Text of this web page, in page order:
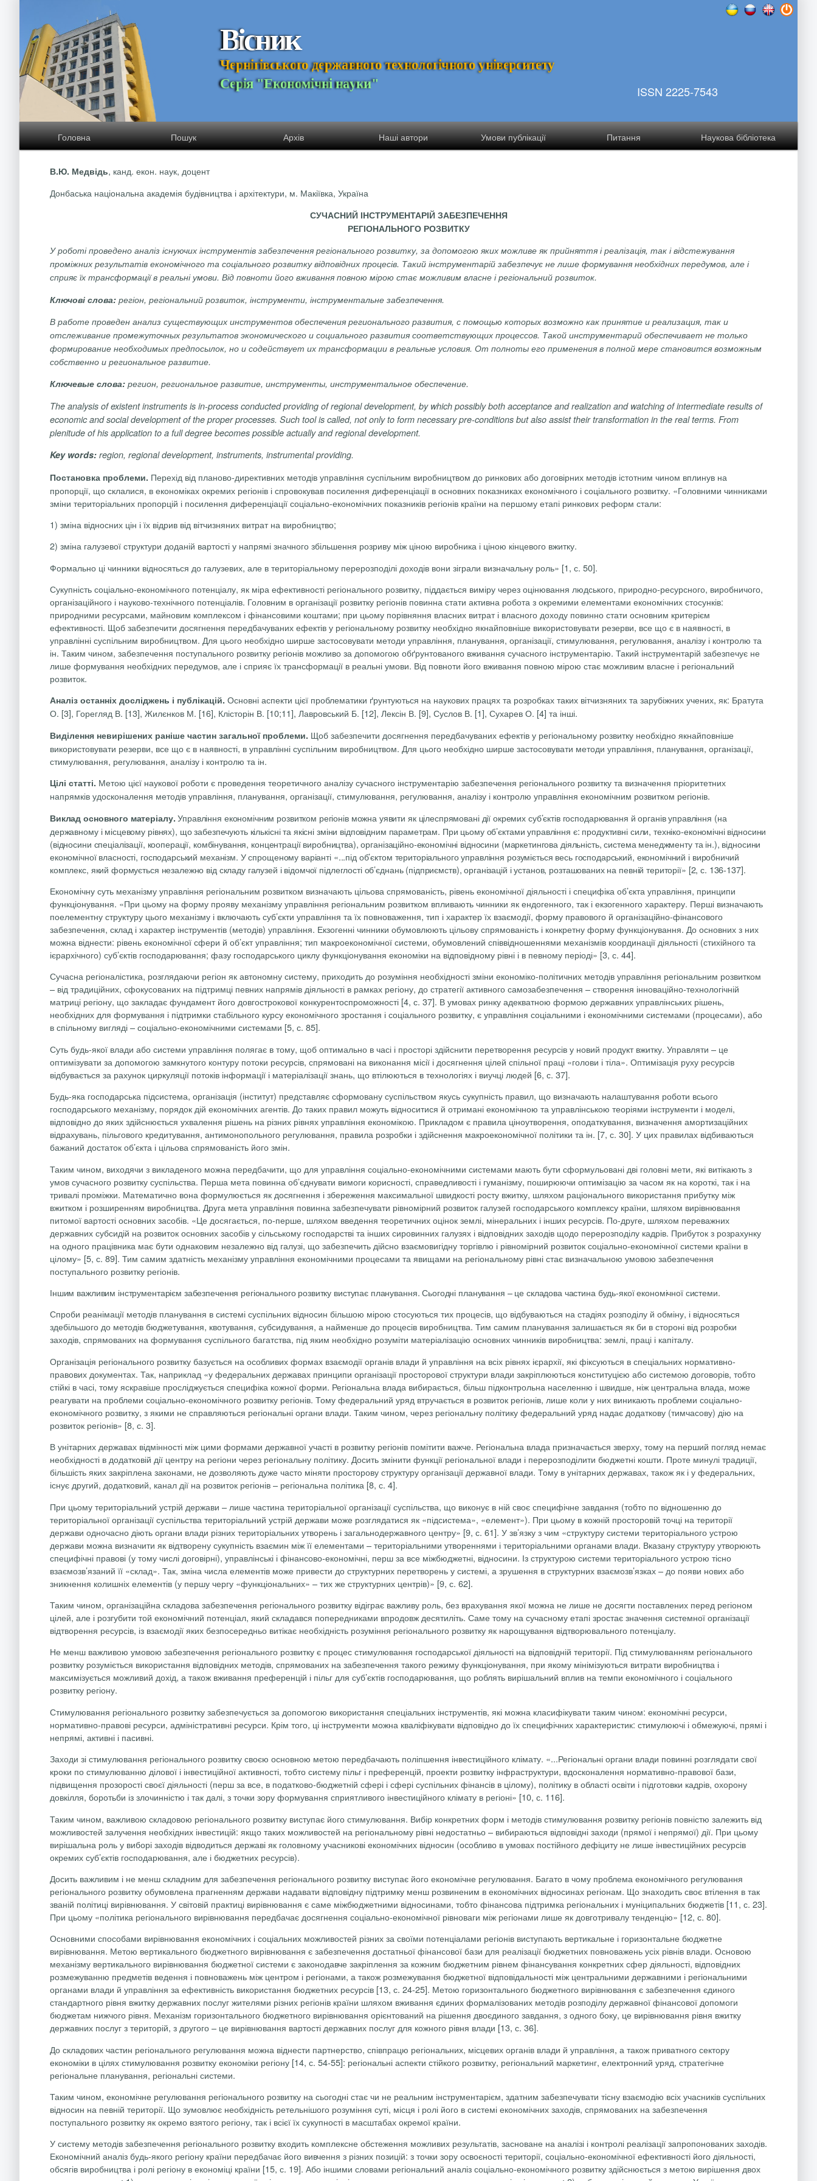
Вісник
Чернігівського державного технологічного університету
Серія "Економічні науки" ISSN 2225-7543
Головна Пошук Архів Наші автори Умови публікації Питання Наукова бібліотека
В.Ю. Медвідь, канд. екон. наук, доцент
Донбаська національна академія будівництва і архітектури, м. Макіївка, Україна
СУЧАСНИЙ ІНСТРУМЕНТАРІЙ ЗАБЕЗПЕЧЕННЯ
РЕГІОНАЛЬНОГО РОЗВИТКУ
У роботі проведено аналіз існуючих інструментів забезпечення регіонального розвитку, за допомогою яких можливе як прийняття і реалізація, так і відстежування
проміжних результатів економічного та соціального розвитку відповідних процесів. Такий інструментарій забезпечує не лише формування необхідних передумов, але і
сприяє їх трансформації в реальні умови. Від повноти його вживання повною мірою стає можливим власне і регіональний розвиток.
Ключові слова: регіон, регіональний розвиток, інструменти, інструментальне забезпечення.
В работе проведен анализ существующих инструментов обеспечения регионального развития, с помощью которых возможно как принятие и реализация, так и
отслеживание промежуточных результатов экономического и социального развития соответствующих процессов. Такой инструментарий обеспечивает не только
формирование необходимых предпосылок, но и содействует их трансформации в реальные условия. От полноты его применения в полной мере становится возможным
собственно и региональное развитие.
Ключевые слова: регион, региональное развитие, инструменты, инструментальное обеспечение.
The analysis of existent instruments is in-process conducted providing of regional development, by which possibly both acceptance and realization and watching of intermediate results of
economic and social development of the proper processes. Such tool is called, not only to form necessary pre-conditions but also assist their transformation in the real terms. From
plenitude of his application to a full degree becomes possible actually and regional development.
Key words: region, regional development, instruments, instrumental providing.
Постановка проблеми. Перехід від планово-директивних методів управління суспільним виробництвом до ринкових або договірних методів істотним чином вплинув на
пропорції, що склалися, в економіках окремих регіонів і спровокував посилення диференціації в основних показниках економічного і соціального розвитку. «Головними чинниками
зміни територіальних пропорцій і посилення диференціації соціально-економічних показників регіонів країни на першому етапі ринкових реформ стали:
1) зміна відносних цін і їх відрив від вітчизняних витрат на виробництво;
2) зміна галузевої структури доданій вартості у напрямі значного збільшення розриву між ціною виробника і ціною кінцевого вжитку.
Формально ці чинники відносяться до галузевих, але в територіальному перерозподілі доходів вони зіграли визначальну роль» [1, с. 50].
Сукупність соціально-економічного потенціалу, як міра ефективності регіонального розвитку, піддається виміру через оцінювання людського, природно-ресурсного, виробничого,
організаційного і науково-технічного потенціалів. Головним в організації розвитку регіонів повинна стати активна робота з окремими елементами економічних стосунків:
природними ресурсами, майновим комплексом і фінансовими коштами; при цьому порівняння власних витрат і власного доходу повинно стати основним критерієм
ефективності. Щоб забезпечити досягнення передбачуваних ефектів у регіональному розвитку необхідно якнайповніше використовувати резерви, все що є в наявності, в
управлінні суспільним виробництвом. Для цього необхідно ширше застосовувати методи управління, планування, організації, стимулювання, регулювання, аналізу і контролю та
ін. Таким чином, забезпечення поступального розвитку регіонів можливо за допомогою обґрунтованого вживання сучасного інструментарію. Такий інструментарій забезпечує не
лише формування необхідних передумов, але і сприяє їх трансформації в реальні умови. Від повноти його вживання повною мірою стає можливим власне і регіональний
розвиток.
Аналіз останніх досліджень і публікацій. Основніаспекти цієї проблематики ґрунтуються на наукових працях та розробках таких вітчизняних та зарубіжних учених, як: Братута
О. [3], Горегляд В. [13], Жилєнков М. [16], Клісторін В. [10;11], Лавровський Б. [12], Лексін В. [9], Суслов В. [1], Сухарев О. [4] та інші.
Виділення невирішених раніше частин загальної проблеми. Щоб забезпечити досягнення передбачуваних ефектів у регіональному розвитку необхідно якнайповніше
використовувати резерви, все що є в наявності, в управлінні суспільним виробництвом. Для цього необхідно ширше застосовувати методи управління, планування, організації,
стимулювання, регулювання, аналізу і контролю та ін.
Цілі статті. Метою цієї наукової роботи є проведення теоретичного аналізу сучасного інструментарію забезпечення регіонального розвитку та визначення пріоритетних
напрямків удосконалення методів управління, планування, організації, стимулювання, регулювання, аналізу і контролю управління економічним розвитком регіонів.
Виклад основного матеріалу.Управління економічним розвитком регіонів можна уявити як цілеспрямовані дії окремих суб’єктів господарювання й органів управління (на
державному і місцевому рівнях), що забезпечують кількісні та якісні зміни відповідним параметрам. При цьому об’єктами управління є: продуктивні сили, техніко-економічні відносини
(відносини спеціалізації, кооперації, комбінування, концентрації виробництва), організаційно-економічні відносини (маркетингова діяльність, система менеджменту та ін.), відносини
економічної власності, господарський механізм. У спрощеному варіанті «...під об’єктом територіального управління розуміється весь господарський, економічний і виробничий
комплекс, який формується незалежно від складу галузей і відомчої підлеглості об’єднань (підприємств), організацій і установ, розташованих на певній території» [2, с. 136-137].
Економічну суть механізму управління регіональним розвитком визначають цільова спрямованість, рівень економічної діяльності і специфіка об’єкта управління, принципи
функціонування. «При цьому на форму прояву механізму управління регіональним розвитком впливають чинники як ендогенного, так і екзогенного характеру. Перші визначають
поелементну структуру цього механізму і включають суб’єкти управління та їх повноваження, тип і характер їх взаємодії, форму правового й організаційно-фінансового
забезпечення, склад і характер інструментів (методів) управління. Екзогенні чинники обумовлюють цільову спрямованість і конкретну форму функціонування. До основних з них
можна віднести: рівень економічної сфери й об’єкт управління; тип макроекономічної системи, обумовлений співвідношеннями механізмів координації діяльності (стихійного та
ієрархічного) суб’єктів господарювання; фазу господарського циклу функціонування економіки на відповідному рівні і в певному періоді» [3, с. 44].
Сучасна регіоналістика, розглядаючи регіон як автономну систему, приходить до розуміння необхідності зміни економіко-політичних методів управління регіональним розвитком
– від традиційних, сфокусованих на підтримці певних напрямів діяльності в рамках регіону, до стратегії активного самозабезпечення – створення інноваційно-технологічній
матриці регіону, що закладає фундамент його довгострокової конкурентоспроможності [4, с. 37]. В умовах ринку адекватною формою державних управлінських рішень,
необхідних для формування і підтримки стабільного курсу економічного зростання і соціального розвитку, є управління соціальними і економічними системами (процесами), або
в спільному вигляді – соціально-економічними системами [5, с. 85].
Суть будь-якої влади або системи управління полягає в тому, щоб оптимально в часі і просторі здійснити перетворення ресурсів у новий продукт вжитку. Управляти – це
оптимізувати за допомогою замкнутого контуру потоки ресурсів, спрямовані на виконання місії і досягнення цілей спільної праці «голови і тіла». Оптимізація руху ресурсів
відбувається за рахунок циркуляції потоків інформації і матеріалізації знань, що втілюються в технологіях і виучці людей [6, с. 37].
Будь-яка господарська підсистема, організація (інститут) представляє сформовану суспільством якусь сукупність правил, що визначають налаштування роботи всього
господарського механізму, порядок дій економічних агентів. До таких правил можуть відноситися й отримані економічною та управлінською теоріями інструменти і моделі,
відповідно до яких здійснюється ухвалення рішень на різних рівнях управління економікою. Прикладом є правила ціноутворення, оподаткування, визначення амортизаційних
відрахувань, пільгового кредитування, антимонопольного регулювання, правила розробки і здійснення макроекономічної політики та ін. [7, с. 30]. У цих правилах відбиваються
бажаний достаток об’єкта і цільова спрямованість його змін.
Таким чином, виходячи з викладеного можна передбачити, що для управління соціально-економічними системами мають бути сформульовані дві головні мети, які витікають з
умов сучасного розвитку суспільства. Перша мета повинна об’єднувати вимоги корисності, справедливості і гуманізму, поширюючи оптимізацію за часом як на короткі, так і на
тривалі проміжки. Математично вона формулюється як досягнення і збереження максимальної швидкості росту вжитку, шляхом раціонального використання прибутку між
вжитком і розширенням виробництва. Друга мета управління повинна забезпечувати рівномірний розвиток галузей господарського комплексу країни, шляхом вирівнювання
питомої вартості основних засобів. «Це досягається, по-перше, шляхом введення теоретичних оцінок землі, мінеральних і інших ресурсів. По-друге, шляхом переважних
державних субсидій на розвиток основних засобів у сільському господарстві та інших сировинних галузях і відповідних заходів щодо перерозподілу кадрів. Прибуток з розрахунку
на одного працівника має бути однаковим незалежно від галузі, що забезпечить дійсно взаємовигідну торгівлю і рівномірний розвиток соціально-економічної системи країни в
цілому» [5, с. 89]. Тим самим здатність механізму управління економічними процесами та явищами на регіональному рівні стає визначальною умовою забезпечення
поступального розвитку регіонів.
Іншим важливим інструментарієм забезпечення регіонального розвитку виступає планування. Сьогодні планування – це складова частина будь-якої економічної системи.
Спроби реанімації методів планування в системі суспільних відносин більшою мірою стосуються тих процесів, що відбуваються на стадіях розподілу й обміну, і відносяться
здебільшого до методів бюджетування, квотування, субсидування, а найменше до процесів виробництва. Тим самим планування залишається як би в стороні від розробки
заходів, спрямованих на формування суспільного багатства, під яким необхідно розуміти матеріалізацію основних чинників виробництва: землі, праці і капіталу.
Організація регіонального розвитку базується на особливих формах взаємодії органів влади й управління на всіх рівнях ієрархії, які фіксуються в спеціальних нормативно-
правових документах. Так, наприклад «у федеральних державах принципи організації просторової структури влади закріплюються конституцією або системою договорів, тобто
стійкі в часі, тому яскравіше просліджується специфіка кожної форми. Регіональна влада вибирається, більш підконтрольна населенню і швидше, ніж центральна влада, може
реагувати на проблеми соціально-економічного розвитку регіонів. Тому федеральний уряд втручається в розвиток регіонів, лише коли у них виникають проблеми соціально-
економічного розвитку, з якими не справляються регіональні органи влади. Таким чином, через регіональну політику федеральний уряд надає додаткову (тимчасову) дію на
розвиток регіонів» [8, с. 3].
В унітарних державах відмінності між цими формами державної участі в розвитку регіонів помітити важче. Регіональна влада призначається зверху, тому на перший погляд немає
необхідності в додатковій дії центру на регіони через регіональну політику. Досить змінити функції регіональної влади і перерозподілити бюджетні кошти. Проте минулі традиції,
більшість яких закріплена законами, не дозволяють дуже часто міняти просторову структуру організації державної влади. Тому в унітарних державах, також як і у федеральних,
існує другий, додатковий, канал дії на розвиток регіонів – регіональна політика [8, с. 4].
При цьому територіальний устрій держави – лише частина територіальної організації суспільства, що виконує в ній своє специфічне завдання (тобто по відношенню до
територіальної організації суспільства територіальний устрій держави може розглядатися як «підсистема», «елемент»). При цьому в кожній просторовій точці на території
держави одночасно діють органи влади різних територіальних утворень і загальнодержавного центру» [9, с. 61]. У зв’язку з чим «структуру системи територіального устрою
держави можна визначити як відтворену сукупність взаємин між її елементами – територіальними утвореннями і територіальними органами влади. Вказану структуру утворюють
специфічні правові (у тому числі договірні), управлінські і фінансово-економічні, перш за все міжбюджетні, відносини. Із структурою системи територіального устрою тісно
взаємозв’язаний її «склад». Так, зміна числа елементів може привести до структурних перетворень у системі, а зрушення в структурних взаємозв’язках – до появи нових або
зникнення колишніх елементів (у першу чергу «функціональних» – тих же структурних центрів)» [9, с. 62].
Таким чином, організаційна складова забезпечення регіонального розвитку відіграє важливу роль, без врахування якої можна не лише не досягти поставлених перед регіоном
цілей, але і розгубити той економічний потенціал, який складався попередниками впродовж десятиліть. Саме тому на сучасному етапі зростає значення системної організації
відтворення ресурсів, із взаємодії яких безпосередньо витікає необхідність розуміння регіонального розвитку як нарощування відтворювального потенціалу.
Не менш важливою умовою забезпечення регіонального розвитку є процес стимулювання господарської діяльності на відповідній території. Під стимулюванням регіонального
розвитку розуміється використання відповідних методів, спрямованих на забезпечення такого режиму функціонування, при якому мінімізуються витрати виробництва і
максимізується можливий дохід, а також вживання преференцій і пільг для суб’єктів господарювання, що роблять вирішальний вплив на темпи економічного і соціального
розвитку регіону.
Стимулювання регіонального розвитку забезпечується за допомогою використання спеціальних інструментів, які можна класифікувати таким чином: економічні ресурси,
нормативно-правові ресурси, адміністративні ресурси. Крім того, ці інструменти можна кваліфікувати відповідно до їх специфічних характеристик: стимулюючі і обмежуючі, прямі і
непрямі, активні і пасивні.
Заходи зі стимулювання регіонального розвитку своєю основною метою передбачають поліпшення інвестиційного клімату. «...Регіональні органи влади повинні розглядати свої
кроки по стимулюванню ділової і інвестиційної активності, тобто систему пільг і преференцій, проекти розвитку інфраструктури, вдосконалення нормативно-правової бази,
підвищення прозорості своєї діяльності (перш за все, в податково-бюджетній сфері і сфері суспільних фінансів в цілому), політику в області освіти і підготовки кадрів, охорону
довкілля, боротьби із злочинністю і так далі, з точки зору формування сприятливого інвестиційного клімату в регіоні» [10, с. 116].
Таким чином, важливою складовою регіонального розвитку виступає його стимулювання. Вибір конкретних форм і методів стимулювання розвитку регіонів повністю залежить від
можливостей залучення необхідних інвестицій: якщо таких можливостей на регіональному рівні недостатньо – вибираються відповідні заходи (прямої і непрямої) дії. При цьому
вирішальна роль у виборі заходів відводиться державі як головному учасникові економічних відносин (особливо в умовах постійного дефіциту не лише інвестиційних ресурсів
окремих суб’єктів господарювання, але і бюджетних ресурсів).
Досить важливим і не менш складним для забезпечення регіонального розвитку виступає його економічне регулювання. Багато в чому проблема економічного регулювання
регіонального розвитку обумовлена прагненням держави надавати відповідну підтримку менш розвиненим в економічних відносинах регіонам. Що знаходить своє втілення в так
званій політиці вирівнювання. У світовій практиці вирівнювання є саме міжбюджетними відносинами, тобто фінансова підтримка регіональних і муніципальних бюджетів [11, с. 23].
При цьому «політика регіонального вирівнювання передбачає досягнення соціально-економічної рівноваги між регіонами лише як довготривалу тенденцію» [12, с. 80].
Основними способами вирівнювання економічних і соціальних можливостей різних за своїми потенціалами регіонів виступають вертикальне і горизонтальне бюджетне
вирівнювання. Метою вертикального бюджетного вирівнювання є забезпечення достатньої фінансової бази для реалізації бюджетних повноважень усіх рівнів влади. Основою
механізму вертикального вирівнювання бюджетної системи є законодавче закріплення за кожним бюджетним рівнем фінансування конкретних сфер діяльності, відповідних
розмежуванню предметів ведення і повноважень між центром і регіонами, а також розмежування бюджетної відповідальності між центральними державними і регіональними
органами влади й управління за ефективність використання бюджетних ресурсів [13, с. 24-25]. Метою горизонтального бюджетного вирівнювання є забезпечення єдиного
стандартного рівня вжитку державних послуг жителями різних регіонів країни шляхом вживання єдиних формалізованих методів розподілу державної фінансової допомоги
бюджетам нижчого рівня. Механізм горизонтального бюджетного вирівнювання орієнтований на рішення двоєдиного завдання, з одного боку, це вирівнювання рівня вжитку
державних послуг з територій, з другого – це вирівнювання вартості державних послуг для кожного рівня влади [13, с. 36].
До складових частин регіонального регулювання можна віднести партнерство, співпрацю регіональних, місцевих органів влади й управління, а також приватного сектору
економіки в цілях стимулювання розвитку економіки регіону [14, с. 54-55]: регіональні аспекти стійкого розвитку, регіональний маркетинг, електронний уряд, стратегічне
регіональне планування, регіональні системи.
Таким чином, економічне регулювання регіонального розвитку на сьогодні стає чи не реальним інструментарієм, здатним забезпечувати тісну взаємодію всіх учасників суспільних
відносин на певній території. Що зумовлює необхідність ретельнішого розуміння суті, місця і ролі його в системі економічних заходів, спрямованих на забезпечення
поступального розвитку як окремо взятого регіону, так і всієї їх сукупності в масштабах окремої країни.
У систему методів забезпечення регіонального розвитку входить комплексне обстеження можливих результатів, засноване на аналізі і контролі реалізації запропонованих заходів.
Економічний аналіз будь-якого регіону країни передбачає його вивчення з різних позицій: з точки зору освоєності території, соціально-економічної ефективності його діяльності,
обсягів виробництва і ролі регіону в економіці країни [15, с. 19]. Або іншими словами регіональний аналіз соціально-економічного розвитку здійснюється з метою вирішення двох